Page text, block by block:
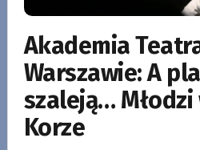
Akademia
Warszawie: A
szaleją… Młodzi
Korze